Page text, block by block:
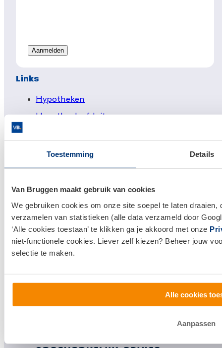
Toestemming Details
Van Bruggen maakt gebruik van cookies
We gebruiken cookies om onze site soepel te laten
verzamelen van statistieken (alle data verzameld door
‘Alle cookies toestaan’ te klikken ga je akkoord met onze
niet-functionele cookies. Liever zelf kiezen? Beheer jouw
selectie te maken.
Alle cookies
Aanpassen
Links
Hypotheken
Hypotheek afsluiten
Financieel Advies
Verzekeringsadvies
Huis verkopen
Klantenservice en contact